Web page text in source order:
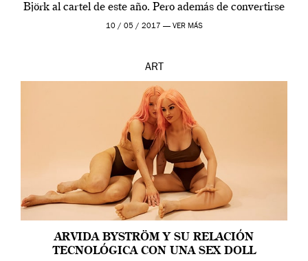
Björk al cartel de este año. Pero además de convertirse
en una de las actuaciones más relevantes […]
10 / 05 / 2017 — VER MÁS
ART
ARVIDA BYSTRÖM Y SU RELACIÓN
TECNOLÓGICA CON UNA SEX DOLL